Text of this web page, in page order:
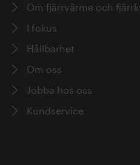
Om fjärrvärme och
I fokus
Hållbarhet
Om oss
Jobba hos oss
Kundservice